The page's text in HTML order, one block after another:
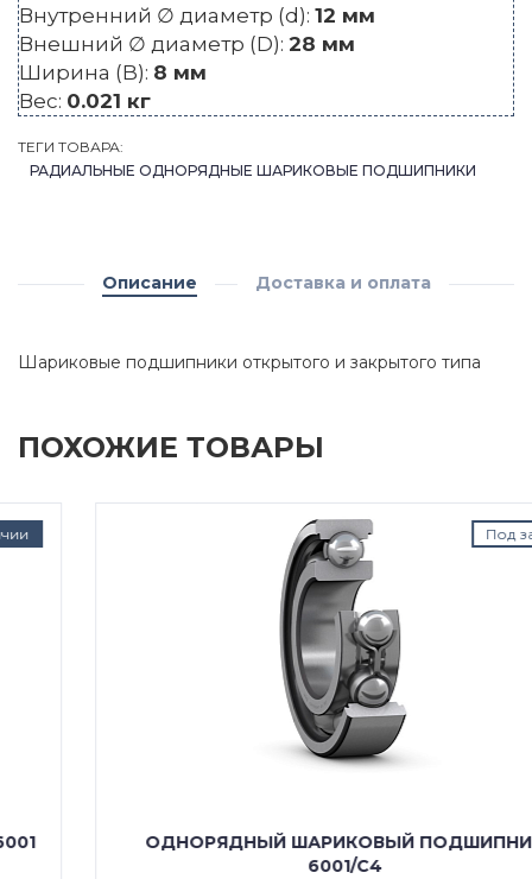
Внутренний ∅ диаметр (d): 12 мм
Внешний ∅ диаметр (D): 28 мм
Ширина (B): 8 мм
Вес: 0.021 кг
ТЕГИ ТОВАРА:
РАДИАЛЬНЫЕ ОДНОРЯДНЫЕ ШАРИКОВЫЕ ПОДШИПНИКИ
Описание Доставка и оплата
Шариковые подшипники открытого и закрытого типа
ПОХОЖИЕ ТОВАРЫ
ОДНОРЯДНЫЙ ШАРИКОВЫЙ ПОДШИПНИК